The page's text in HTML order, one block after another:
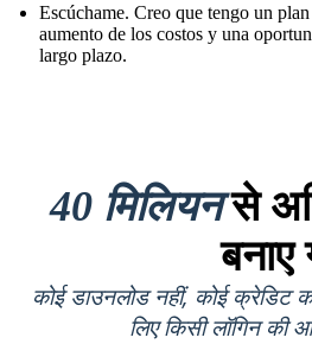
Escúchame. Creo que tengo un
aumento de los costos y una
largo plazo.
40 मिलियनसे
बनाए
कोई डाउनलोड नहीं, कोई क्रेडिट
लिए किसी लॉगिन की